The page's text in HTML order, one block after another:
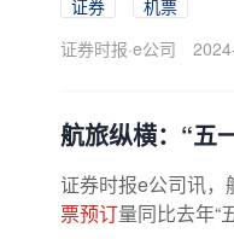
证券
机票
证券时报·e公司
航旅纵横：“五
证券时报e公司讯，
票预订量同比去年“